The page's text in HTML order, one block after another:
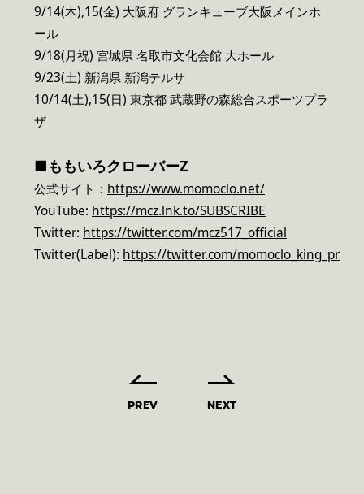
9/14(木),15(金) 大阪府 グランキューブ大阪メインホ
ール
9/18(月祝) 宮城県 名取市文化会館 大ホール
9/23(土) 新潟県 新潟テルサ
10/14(土),15(日) 東京都 武蔵野の森総合スポーツプラ
ザ
■ ももいろクローバーZ
公式サイト： https://www.momoclo.net/
YouTube: https://mcz.lnk.to/SUBSCRIBE
Twitter: https://twitter.com/mcz517_official
Twitter(Label): https://twitter.com/momoclo_king_pr
PREV NEXT